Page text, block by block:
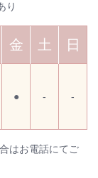
り
金 土 日
● - -
はお電話にてご